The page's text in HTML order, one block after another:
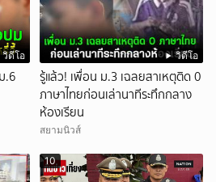
วิดีโอ
.6
วิดีโอ
รู้แล้ว! เพื่อน ม.3 เฉลยสาเหตุติด 0
ภาษาไทยก่อนเล่านาทีระทึกกลาง
ห้องเรียน
สยามนิวส์
10